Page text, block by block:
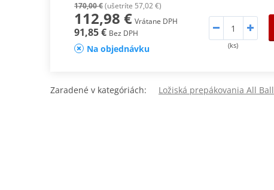
170,00 €(ušetríte 57,02 €)
112,98 € Vrátane DPH
91,85 € Bez DPH
Na objednávku (ks)
Zaradené v kategóriách: Ložiská prepákovania All Ball